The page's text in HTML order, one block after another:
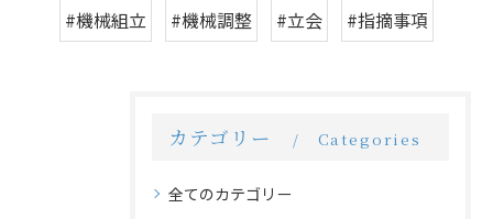
#機械組立 #機械調整 #立会 #指摘事項
カテゴリー Categories
全てのカテゴリー